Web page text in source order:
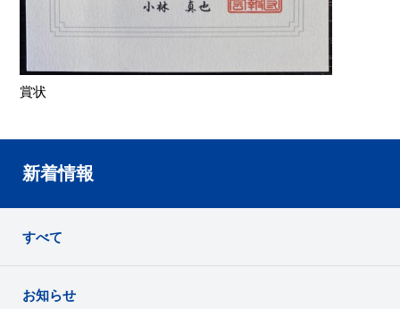
賞状
新着情報
すべて
お知らせ